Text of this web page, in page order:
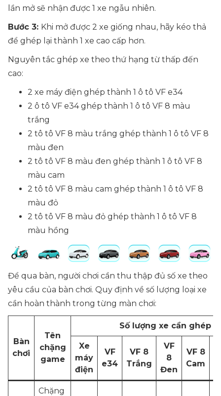
lần mở sẽ nhận được 1 xe ngẫu nhiên.
Bước 3: Khi mở được 2 xe giống nhau, hãy kéo thả
để ghép lại thành 1 xe cao cấp hơn.
Nguyên tắc ghép xe theo thứ hạng từ thấp đến
cao:
2 xe máy điện ghép thành 1 ô tô VF e34
2 ô tô VF e34 ghép thành 1 ô tô VF 8 màu
trắng
2 tô tô VF 8 màu trắng ghép thành 1 ô tô VF 8
màu đen
2 tô tô VF 8 màu đen ghép thành 1 ô tô VF 8
màu cam
2 tô tô VF 8 màu cam ghép thành 1 ô tô VF 8
màu đỏ
2 tô tô VF 8 màu đỏ ghép thành 1 ô tô VF 8
màu hồng
Để qua bàn, người chơi cần thu thập đủ số xe theo
yêu cầu của bàn chơi. Quy định về số lượng loại xe
cần hoàn thành trong từng màn chơi:
Bàn
chơi
Tên
chặng
game
Số lượng xe cần ghép
Xe
máy
điện
VF
e34
VF 8
Trắng
VF
8
Đen
VF 8
Cam
Chặng